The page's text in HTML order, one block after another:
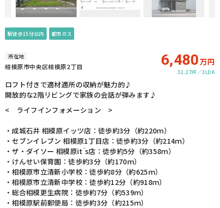
駅徒歩15分以内 都市ガス
所在地
相模原市中央区相模原2丁目 6,480万円
32.27坪 3LDK
ロフト付きで適材適所の収納が魅力的♪
開放的な2階リビングで家族の会話が弾みます♪
< ライフインフォメーション >
・成城石井 相模原イッツ店：徒歩約3分（約220ｍ）
・セブンイレブン 相模原1丁目店：徒歩約3分（約214ｍ）
・ザ・ダイソー 相模原it ́s店：徒歩約5分（約358ｍ）
・けんせい保育園：徒歩約3分（約170ｍ）
・相模原市立清新小学校：徒歩約8分（約625ｍ）
・相模原市立清新中学校：徒歩約12分（約918ｍ）
・総合相模更生病院：徒歩約7分（約539ｍ）
・相模原駅前郵便局：徒歩約3分（約215ｍ）